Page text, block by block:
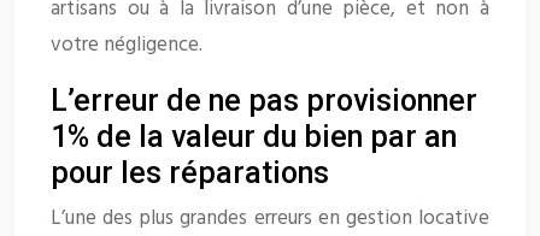
artisans ou à la livraison d’une pièce, et non à
votre négligence.
L’erreur de ne pas provisionner
1% de la valeur du bien par an
pour les réparations
L’une des plus grandes erreurs en gestion locative